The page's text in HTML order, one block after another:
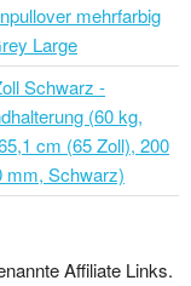
mehrfarbig
Large
Schwarz -
(60 kg,
cm (65 Zoll), 200
mm, Schwarz)
Affiliate Links.